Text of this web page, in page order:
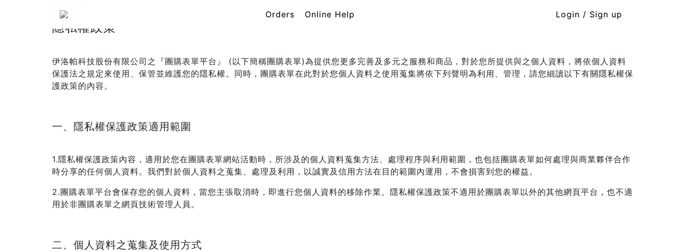
Orders Online Help Login / Sign up
隱私權政策
伊洛帕科技股份有限公司之『團購表單平台』 (以下簡稱團購表單)為提供您更多完善及多元之服務和商品，對於您所提供與之個人資料，將依個人資料
保護法之規定來使用、保管並維護您的隱私權。同時，團購表單在此對於您個人資料之使用蒐集將依下列聲明為利用、管理，請您細讀以下有關隱私權保
護政策的內容。
一、隱私權保護政策適用範圍
1.隱私權保護政策內容，適用於您在團購表單網站活動時，所涉及的個人資料蒐集方法、處理程序與利用範圍，也包括團購表單如何處理與商業夥伴合作
時分享的任何個人資料。我們對於個人資料之蒐集、處理及利用，以誠實及信用方法在目的範圍內運用，不會損害到您的權益。
2.團購表單平台會保存您的個人資料，當您主張取消時，即進行您個人資料的移除作業。隱私權保護政策不適用於團購表單以外的其他網頁平台，也不適
用於非團購表單之網頁技術管理人員。
二、個人資料之蒐集及使用方式